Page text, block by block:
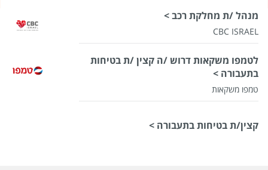
מנהל /ת מחלקת רכב >
CBC ISRAEL
לטמפו משקאות דרוש /ה קצין /ת בטיחות
בתעבורה >
טמפו משקאות
קצין/ת בטיחות בתעבורה >